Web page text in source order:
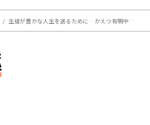
返り
生徒が豊かな人生を送るために…かえつ有明中高の教育と、家庭に活かせるヒント